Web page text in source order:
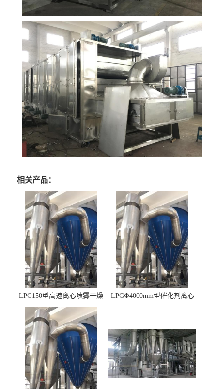
相关产品：
LPG150型高速离心喷雾干燥
机 φ2.85m
LPGФ4000mm型催化剂离心